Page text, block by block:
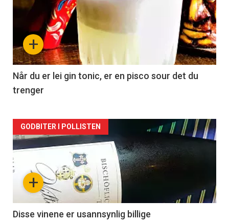
akkurat
nå
-
2
+
Når du er lei gin tonic, er en pisco sour det du
trenger
Forsiden
akkurat
nå
3
+
GODBITER I POLLISTEN
Disse vinene er usannsynlig billige